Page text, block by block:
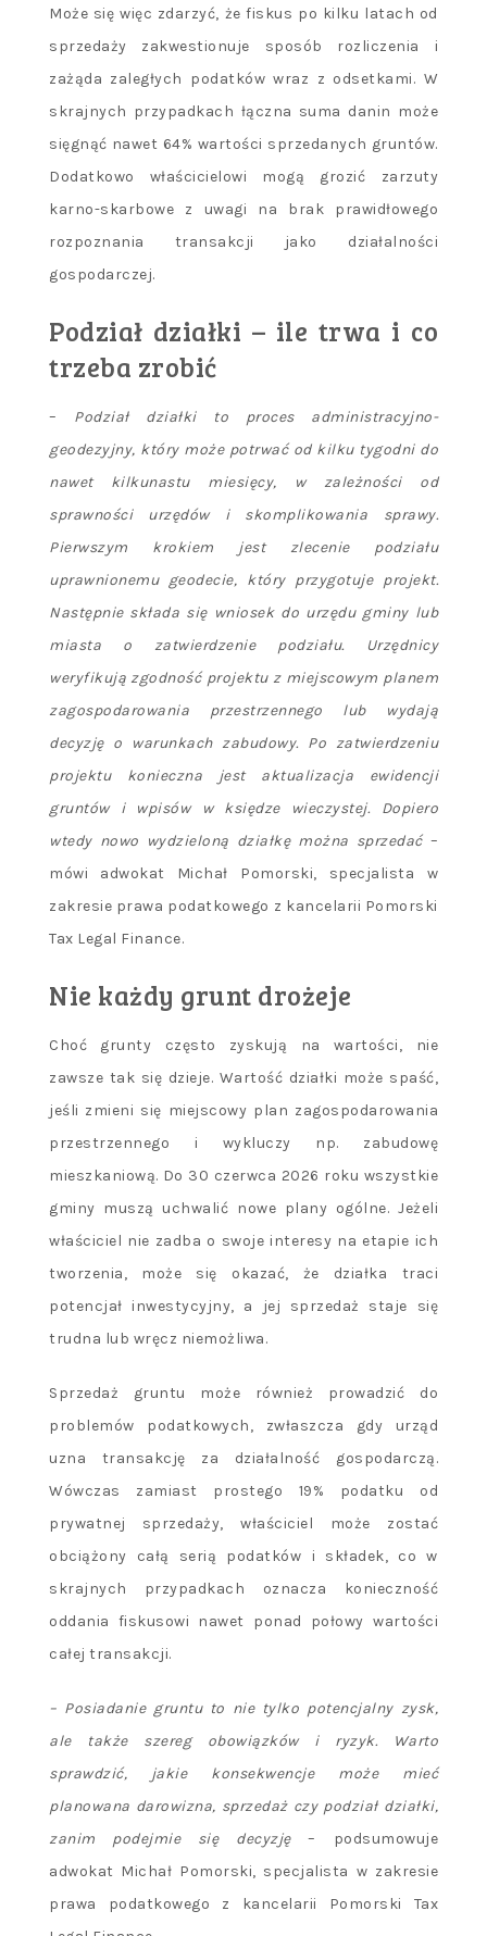
Może się więc zdarzyć, że fiskus po kilku latach od
sprzedaży zakwestionuje sposób rozliczenia i
zażąda zaległych podatków wraz z odsetkami. W
skrajnych przypadkach łączna suma danin może
sięgnąć nawet 64% wartości sprzedanych gruntów.
Dodatkowo właścicielowi mogą grozić zarzuty
karno-skarbowe z uwagi na brak prawidłowego
rozpoznania transakcji jako działalności
gospodarczej.
Podział działki – ile trwa i co
trzeba zrobić
– Podział działki to proces administracyjno-
geodezyjny, który może potrwać od kilku tygodni do
nawet kilkunastu miesięcy, w zależności od
sprawności urzędów i skomplikowania sprawy.
Pierwszym krokiem jest zlecenie podziału
uprawnionemu geodecie, który przygotuje projekt.
Następnie składa się wniosek do urzędu gminy lub
miasta o zatwierdzenie podziału. Urzędnicy
weryfikują zgodność projektu z miejscowym planem
zagospodarowania przestrzennego lub wydają
decyzję o warunkach zabudowy. Po zatwierdzeniu
projektu konieczna jest aktualizacja ewidencji
gruntów i wpisów w księdze wieczystej. Dopiero
wtedy nowo wydzieloną działkę można sprzedać –
mówi adwokat Michał Pomorski, specjalista w
zakresie prawa podatkowego z kancelarii Pomorski
Tax Legal Finance.
Nie każdy grunt drożeje
Choć grunty często zyskują na wartości, nie
zawsze tak się dzieje. Wartość działki może spaść,
jeśli zmieni się miejscowy plan zagospodarowania
przestrzennego i wykluczy np. zabudowę
mieszkaniową. Do 30 czerwca 2026 roku wszystkie
gminy muszą uchwalić nowe plany ogólne. Jeżeli
właściciel nie zadba o swoje interesy na etapie ich
tworzenia, może się okazać, że działka traci
potencjał inwestycyjny, a jej sprzedaż staje się
trudna lub wręcz niemożliwa.
Sprzedaż gruntu może również prowadzić do
problemów podatkowych, zwłaszcza gdy urząd
uzna transakcję za działalność gospodarczą.
Wówczas zamiast prostego 19% podatku od
prywatnej sprzedaży, właściciel może zostać
obciążony całą serią podatków i składek, co w
skrajnych przypadkach oznacza konieczność
oddania fiskusowi nawet ponad połowy wartości
całej transakcji.
– Posiadanie gruntu to nie tylko potencjalny zysk,
ale także szereg obowiązków i ryzyk. Warto
sprawdzić, jakie konsekwencje może mieć
planowana darowizna, sprzedaż czy podział działki,
zanim podejmie się decyzję– podsumowuje
adwokat Michał Pomorski, specjalista w zakresie
prawa podatkowego z kancelarii Pomorski Tax